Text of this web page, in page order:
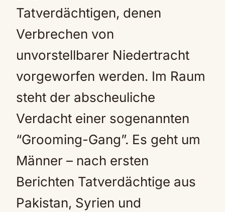
Tatverdächtigen, denen
Verbrechen von
unvorstellbarer Niedertracht
vorgeworfen werden. Im Raum
steht der abscheuliche
Verdacht einer sogenannten
“Grooming-Gang”. Es geht um
Männer – nach ersten
Berichten Tatverdächtige aus
Pakistan, Syrien und